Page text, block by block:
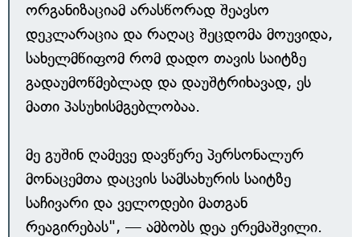
ორგანიზაციამ არასწორად შეავსო
დეკლარაცია და რაღაც შეცდომა მოუვიდა,
სახელმწიფომ რომ დადო თავის საიტზე
გადაუმოწმებლად და დაუშტრიხავად, ეს
მათი პასუხისმგებლობაა.
მე გუშინ ღამევე დავწერე პერსონალურ
მონაცემთა დაცვის სამსახურის საიტზე
საჩივარი და ველოდები მათგან
რეაგირებას", — ამბობს დეა ერემაშვილი.